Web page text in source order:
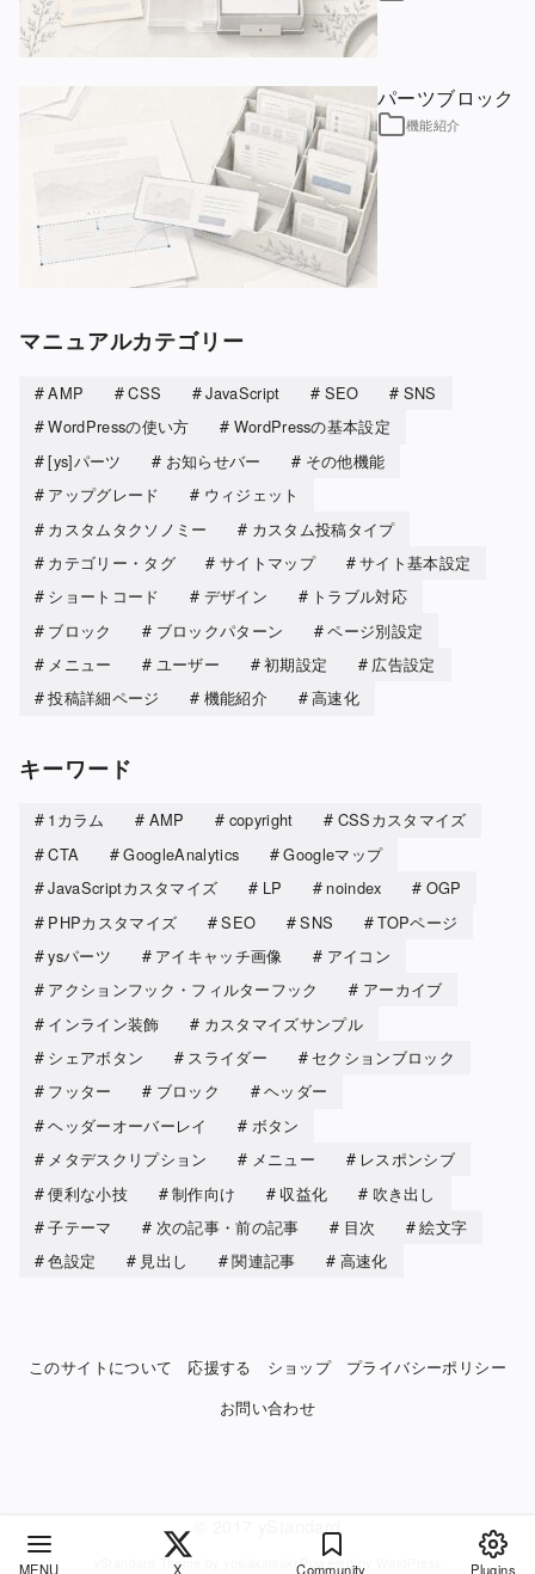
パーツブロック
機能紹介
マニュアルカテゴリー
AMP CSS JavaScript SEO
SNS
WordPressの使い方
WordPressの基本設定
[ys]パーツ
お知らせバー
その他機能
アップグレード
ウィジェット
カスタムタクソノミー
カスタム投稿タイプ
カテゴリー・タグ
サイトマップ
サイト基本設定
ショートコード
デザイン
トラブル対応
ブロック
ブロックパターン
ページ別設定
メニュー
ユーザー 初期設定
広告設定
投稿詳細ページ
機能紹介 高速化
キーワード
1カラム AMP copyright
CSSカスタマイズ
CTA
GoogleAnalytics
Googleマップ
JavaScriptカスタマイズ
LP noindex
OGP
PHPカスタマイズ
SEO SNS
TOPページ
ysパーツ
アイキャッチ画像
アイコン
アクションフック・フィルターフック
アーカイブ
インライン装飾
カスタマイズサンプル
シェアボタン
スライダー
セクションブロック
フッター
ブロック
ヘッダー
ヘッダーオーバーレイ
ボタン
メタデスクリプション
メニュー
レスポンシブ
便利な小技
制作向け 収益化
吹き出し
子テーマ
次の記事・前の記事 目次
絵文字
色設定
見出し 関連記事 高速化
このサイトについて 応援する ショップ
プライバシーポリシー
お問い合わせ
yStandard Theme Powered by
MENU X Community Plugins